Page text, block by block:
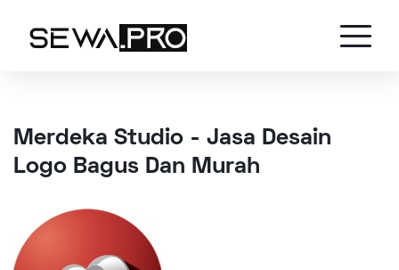
Merdeka Studio - Jasa Desain
Logo Bagus Dan Murah